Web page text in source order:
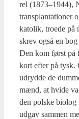
rel (1873–1944),
trans­plan­ta­tio­ner
kato­lik, tro­e­de på
skrev også en
Den kom først på
kort efter på tysk.
udryd­de de
mænd, at hvi­de
den pol­ske
udgav sam­men